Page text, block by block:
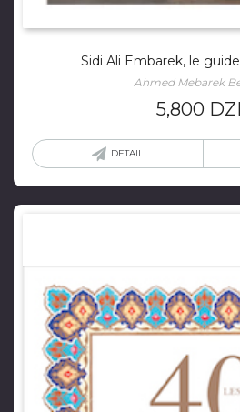
Sidi Ali Embarek, le
Ahmed Mebarek
5,800
DETAIL